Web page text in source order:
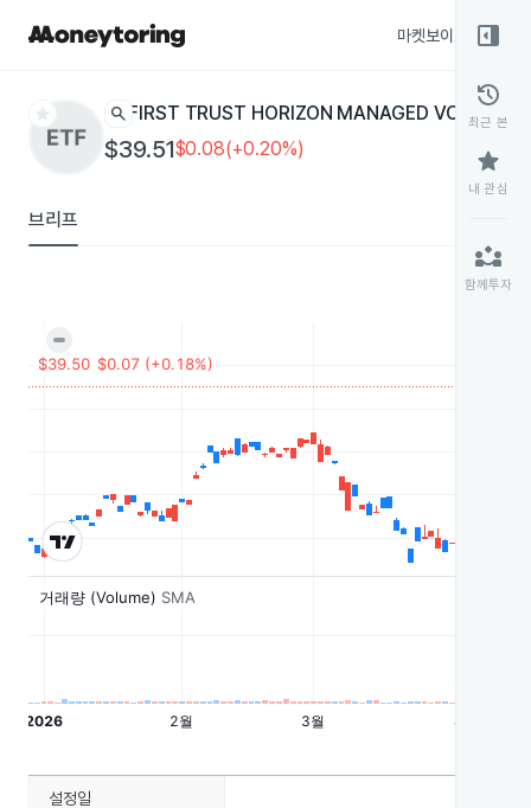
마켓보이스
star search FIRST TRUST HORIZON MANAGED
$39.51$0.08(+0.20%)
브리프
right_panel_open
history
최근 본
star
내 관심
partner_exchange
함께투자